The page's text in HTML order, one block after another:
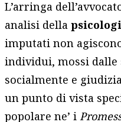
L’arringa
analisi della
imputati non
individui, mossi dalle
socialmente e
un punto di vista
popolare ne’ i